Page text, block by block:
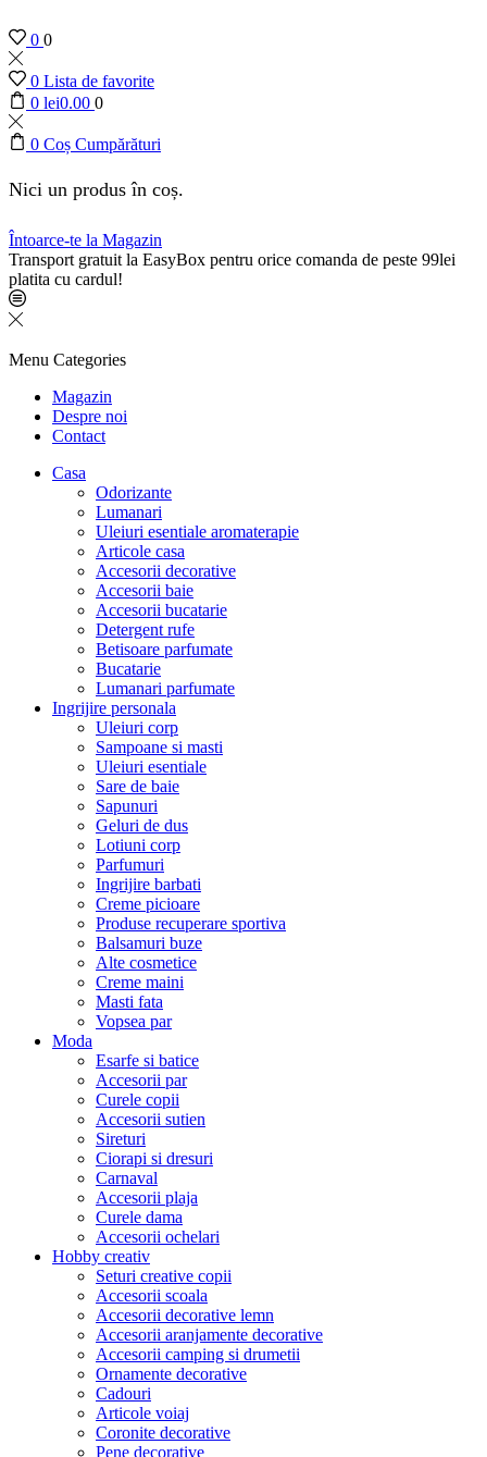
0 0
0 Lista de favorite
0 lei0.00 0
0 Coș Cumpărături
Nici un produs în coș.
Întoarce-te la Magazin
Transport gratuit la EasyBox pentru orice comanda de peste 99lei
platita cu cardul!
Menu Categories
Magazin
Despre noi
Contact
Casa
Odorizante
Lumanari
Uleiuri esentiale aromaterapie
Articole casa
Accesorii decorative
Accesorii baie
Accesorii bucatarie
Detergent rufe
Betisoare parfumate
Bucatarie
Lumanari parfumate
Ingrijire personala
Uleiuri corp
Sampoane si masti
Uleiuri esentiale
Sare de baie
Sapunuri
Geluri de dus
Lotiuni corp
Parfumuri
Ingrijire barbati
Creme picioare
Produse recuperare sportiva
Balsamuri buze
Alte cosmetice
Creme maini
Masti fata
Vopsea par
Moda
Esarfe si batice
Accesorii par
Curele copii
Accesorii sutien
Sireturi
Ciorapi si dresuri
Carnaval
Accesorii plaja
Curele dama
Accesorii ochelari
Hobby creativ
Seturi creative copii
Accesorii scoala
Accesorii decorative lemn
Accesorii aranjamente decorative
Accesorii camping si drumetii
Ornamente decorative
Cadouri
Articole voiaj
Coronite decorative
Pene decorative